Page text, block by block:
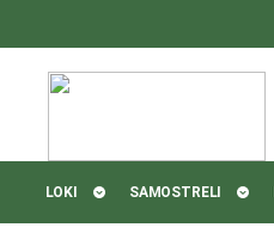
LOKI SAMOSTRELI